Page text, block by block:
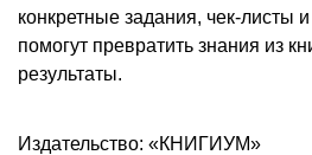
конкретные задания, чек-листы
помогут превратить знания из
результаты.
Издательство: «КНИГИУМ»